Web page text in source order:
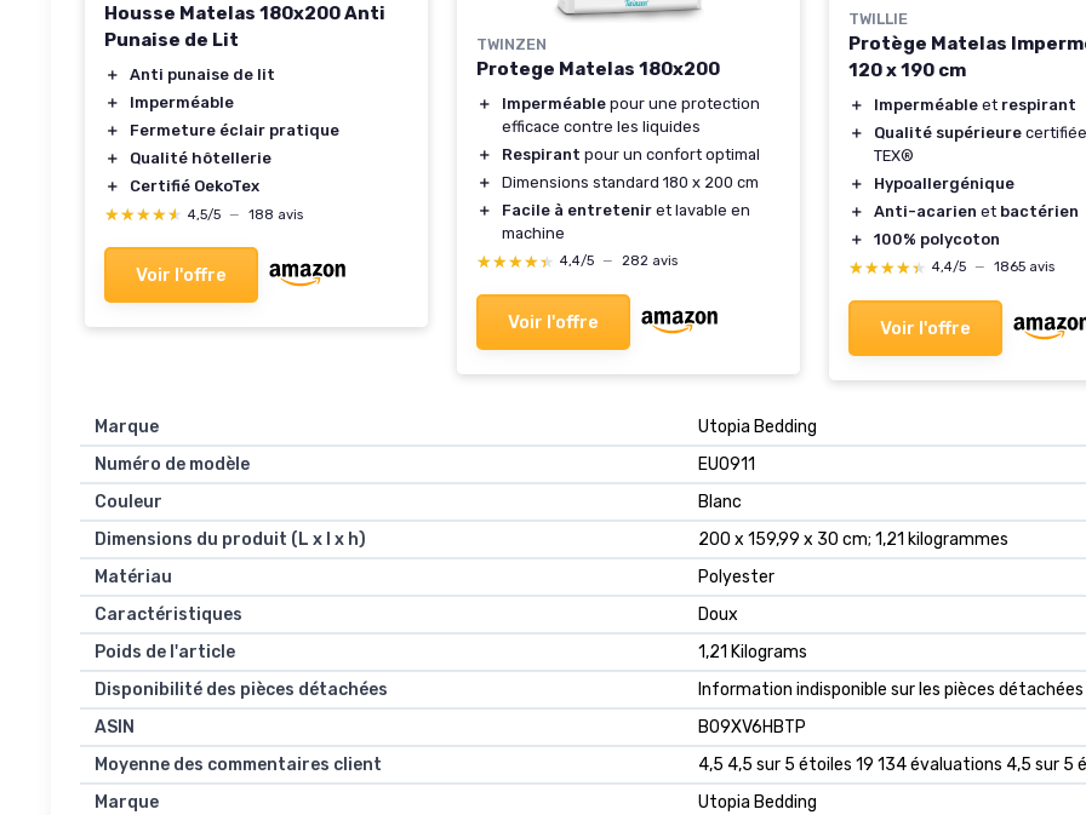
Housse Matelas 180x200 Anti
Punaise de Lit
＋
Anti punaise de lit
＋
Imperméable
＋
Fermeture éclair pratique
＋
Qualité hôtellerie
＋
Certifié OekoTex
★★★★★
★★★★★ 4,5/5 — 188 avis
Voir l'offre
TWINZEN
Protege Matelas 180x200
＋ Imperméable pour une protection
efficace contre les liquides
＋
Respirant pour un confort optimal
＋
Dimensions standard 180 x 200 cm
＋
Facile à entretenir et lavable en
machine
★★★★★
★★★★★ 4,4/5 — 282 avis
Voir l'offre
TWILLIE
Protège Matelas
120 x 190 cm
＋ Imperméable et respirant
＋
Qualité supérieure
TEX®
＋
Hypoallergénique
＋
Anti-acarien et bactérien
＋
100% polycoton
★★★★★
★★★★★ 4,4/5 — 1865 avis
Voir l'offre
Marque
‎Utopia Bedding
Numéro de modèle
‎EU0911
Couleur
‎Blanc
Dimensions du produit (L x l x h)
‎200 x 159,99 x 30 cm; 1,21 kilogrammes
Matériau
‎Polyester
Caractéristiques
‎Doux
Poids de l'article
‎1,21 Kilograms
Disponibilité des pièces détachées
‎Information indisponible sur les pièces détachées
ASIN
B09XV6HBTP
Moyenne des commentaires client
4,5 4,5 sur 5 étoiles 19 134 évaluations 4,5 sur 5
Marque
Utopia Bedding